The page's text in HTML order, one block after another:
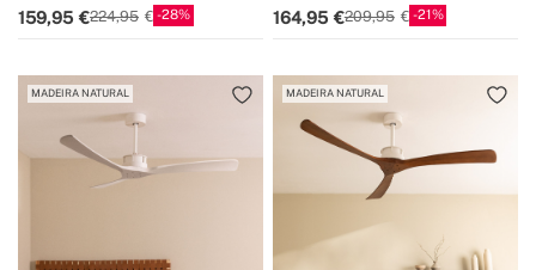
159,95 224,95 28 164,95 209,95 21
MADEIRA NATURAL MADEIRA NATURAL